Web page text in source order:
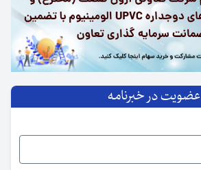
عضویت در خبرنامه